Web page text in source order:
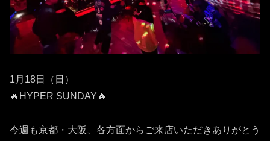
1月18日（日）
🔥HYPER SUNDAY🔥
今週も京都・大阪、各方面からご来店いただきありがとう